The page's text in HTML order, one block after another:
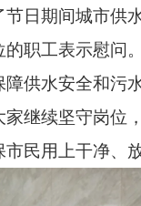
节日期间城市供
的职工表示慰问
供水安全和污
家继续坚守岗位
民用上干净、放